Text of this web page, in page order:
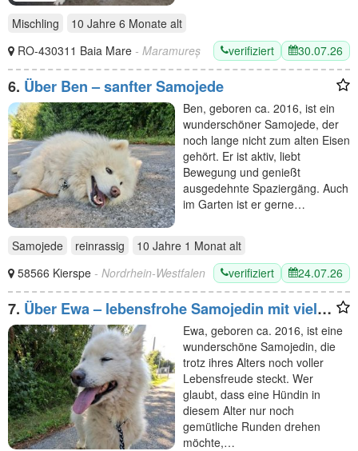
Mischling 10 Jahre 6 Monate alt
RO-430311 Baia Mare - Maramureș verifiziert 30.07.26
6. Über Ben – sanfter Samojede
Ben, geboren ca. 2016, ist ein
wunderschöner Samojede, der
noch lange nicht zum alten Eisen
gehört. Er ist aktiv, liebt
Bewegung und genießt
ausgedehnte Spaziergäng. Auch
im Garten ist er gerne…
Samojede reinrassig 10 Jahre 1 Monat alt
58566 Kierspe - Nordrhein-Westfalen verifiziert 24.07.26
7. Über Ewa – lebensfrohe Samojedin mit viel
Energie
Ewa, geboren ca. 2016, ist eine
wunderschöne Samojedin, die
trotz ihres Alters noch voller
Lebensfreude steckt. Wer
glaubt, dass eine Hündin in
diesem Alter nur noch
gemütliche Runden drehen
möchte,…